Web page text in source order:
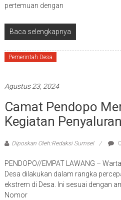
pertemuan dengan
Baca selengkapnya
Pemerintah Desa
Agustus 23, 2024
Camat Pendopo
Kegiatan
Diposkan Oleh:Redaksi Sumsel
PENDOPO//EMPAT LAWANG –
Desa dilakukan dalam rangka
ekstrem di Desa. Ini sesuai dengan
Nomor